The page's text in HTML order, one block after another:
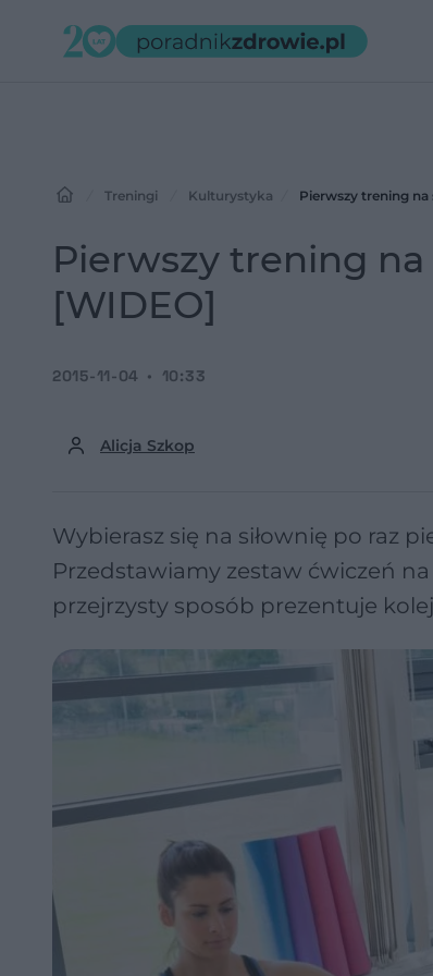
Treningi Kulturystyka Pierwszy trening na
Pierwszy trening na
[WIDEO]
Alicja Szkop
2015-11-04 10:33
Wybierasz się na siłownię po raz
Przedstawiamy zestaw ćwiczeń
przejrzysty sposób prezentuje